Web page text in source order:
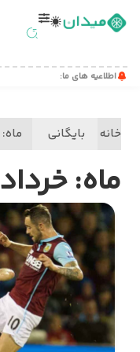
اطلاعیه های ما:
خانه بایگانی ماه:
ماه:خرداد ۱۳۹۹
صفحه
اصلی
اخبار
ورزشی
آموزشی
میدان
کست
تماس
درباره